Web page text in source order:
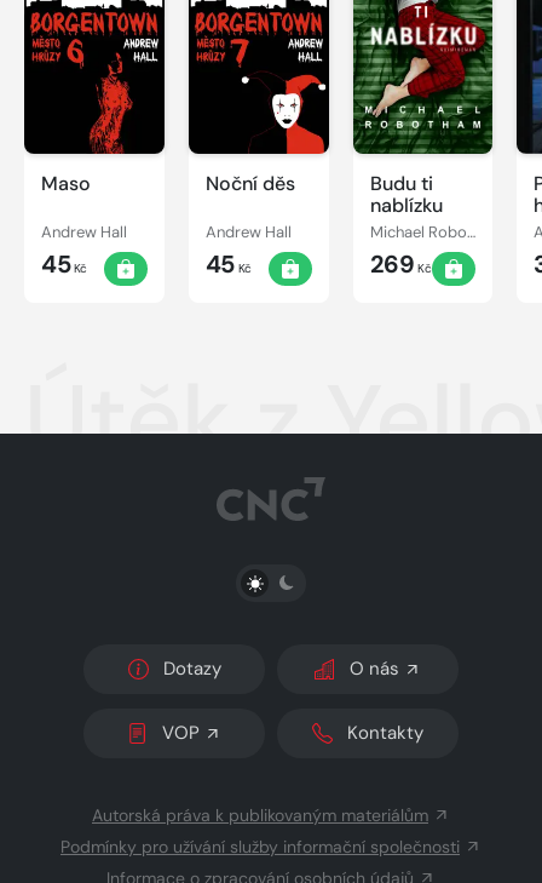
Maso
Andrew Hall
45Kč
Noční děs
Andrew Hall
45Kč
Budu ti
nablízku
Michael Robotham
269 Kč
Útěk z
PŘEPNOUT SVĚTLÝ/TMAVÝ REŽIM
Dotazy O nás
VOP Kontakty
Autorská práva k publikovaným materiálům
Podmínky pro užívání služby informační společnosti
Informace o zpracování osobních údajů